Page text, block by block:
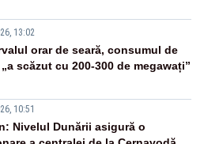
13:02
orar de seară, consumul de
scăzut cu 200-300 de megawați”
10:51
Nivelul Dunării asigură o